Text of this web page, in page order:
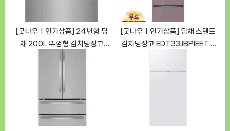
[굿나우ㅣ인기상품] 24년형 딤
채 200L 뚜껑형 김치냉장고
[굿나우ㅣ인기상품] 딤채 스탠드
김치냉장고 EDT33JBPIEET –